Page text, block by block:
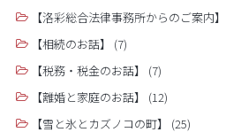
【洛彩総合法律事務所からのご案内】
【相続のお話】
(7)
【税務・税金のお話】
(7)
【離婚と家庭のお話】
(12)
【雪と氷とカズノコの町】
(25)